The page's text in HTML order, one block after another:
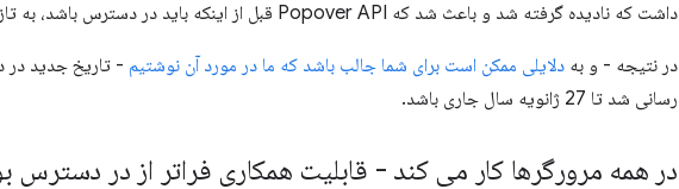
داشت که نادیده گرفته شد و باعث شد که Popover API قبل از اینکه باید در دسترس باشد، به تازگی در دسترس قرار گیرد.
در نتیجه - و به دلایلی ممکن است برای شما جالب باشد که ما در مورد آن نوشتیم
رسانی شد تا 27 ژانویه سال جاری باشد.
در همه مرورگرها کار می کند - قابلیت همکاری فراتر از در دسترس